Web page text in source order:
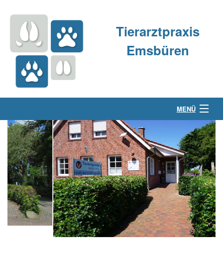
Tierarztpraxis
Emsbüren
MENÜ
Über uns
Kleintierpraxis
Großtierpraxis
Kontakt & Anfahrt